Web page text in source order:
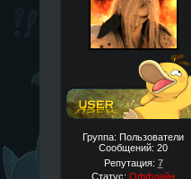
Группа: Пользователи
Сообщений: 20
Репутация: 7
Статус: Оффлайн